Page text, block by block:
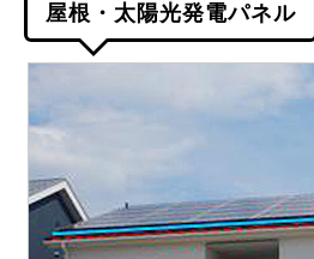
屋根・太陽光発電パネル